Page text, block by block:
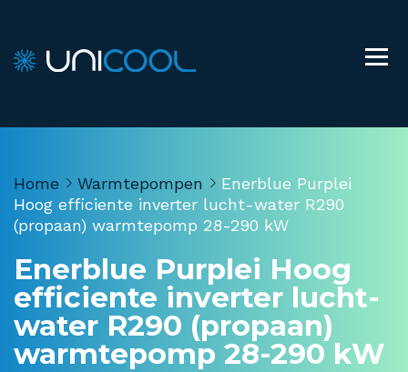
Home Warmtepompen
Enerblue Purplei
Hoog efficiente inverter lucht-water R290
(propaan) warmtepomp 28-290 kW
Enerblue Purplei Hoog
efficiente inverter lucht-
water R290 (propaan)
warmtepomp 28-290 kW